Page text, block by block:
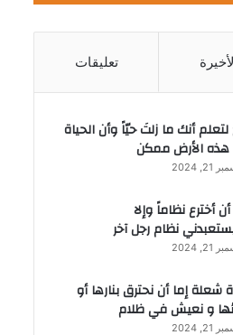
تعليقات
أنك ما زلتَ حيّاً وأن الحياة
الأرض ممكن
2024
أخترع نظاماً وإلا
نظام رجل آخر
2024
شعلة إما أن نحترق بنارها أو
و نعيش في ظلام
2024